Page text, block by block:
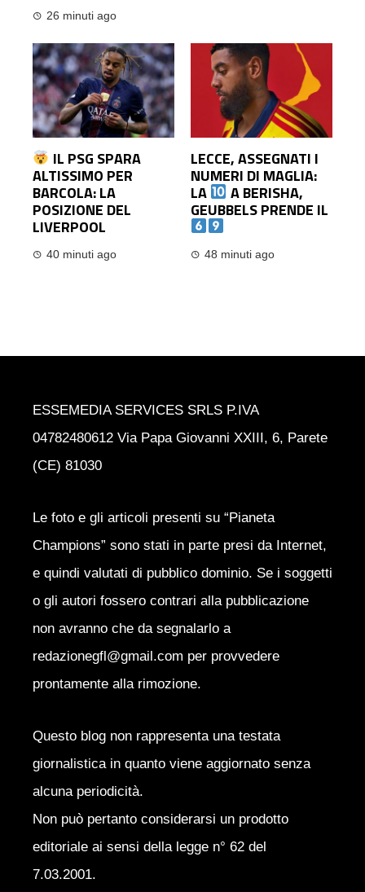
26 minuti ago
IL PSG SPARA
ALTISSIMO PER
BARCOLA: LA
POSIZIONE DEL
LIVERPOOL
40 minuti ago
LECCE, ASSEGNATI I
NUMERI DI MAGLIA:
LA A BERISHA,
GEUBBELS PRENDE IL
48 minuti ago
ESSEMEDIA SERVICES SRLS P.IVA
04782480612 Via Papa Giovanni XXIII, 6, Parete
(CE) 81030
Le foto e gli articoli presenti su “Pianeta
Champions” sono stati in parte presi da Internet,
e quindi valutati di pubblico dominio. Se i soggetti
o gli autori fossero contrari alla pubblicazione
non avranno che da segnalarlo a
redazionegfl@gmail.com per provvedere
prontamente alla rimozione.
Questo blog non rappresenta una testata
giornalistica in quanto viene aggiornato senza
alcuna periodicità.
Non può pertanto considerarsi un prodotto
editoriale ai sensi della legge n° 62 del
7.03.2001.